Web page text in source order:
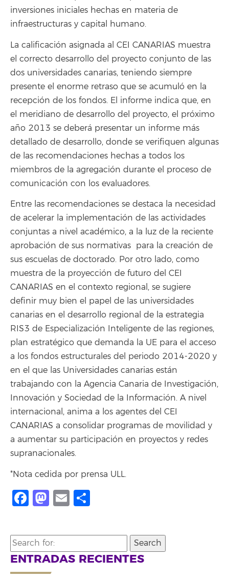
inversiones iniciales hechas en materia de
infraestructuras y capital humano.
La calificación asignada al CEI CANARIAS muestra
el correcto desarrollo del proyecto conjunto de las
dos universidades canarias, teniendo siempre
presente el enorme retraso que se acumuló en la
recepción de los fondos. El informe indica que, en
el meridiano de desarrollo del proyecto, el próximo
año 2013 se deberá presentar un informe más
detallado de desarrollo, donde se verifiquen algunas
de las recomendaciones hechas a todos los
miembros de la agregación durante el proceso de
comunicación con los evaluadores.
Entre las recomendaciones se destaca la necesidad
de acelerar la implementación de las actividades
conjuntas a nivel académico, a la luz de la reciente
aprobación de sus normativas para la creación de
sus escuelas de doctorado. Por otro lado, como
muestra de la proyección de futuro del CEI
CANARIAS en el contexto regional, se sugiere
definir muy bien el papel de las universidades
canarias en el desarrollo regional de la estrategia
RIS3 de Especialización Inteligente de las regiones,
plan estratégico que demanda la UE para el acceso
a los fondos estructurales del periodo 2014-2020 y
en el que las Universidades canarias están
trabajando con la Agencia Canaria de Investigación,
Innovación y Sociedad de la Información. A nivel
internacional, anima a los agentes del CEI
CANARIAS a consolidar programas de movilidad y
a aumentar su participación en proyectos y redes
supranacionales.
*Nota cedida por prensa ULL.
Facebook
Mastodon
Email
Search
for:
ENTRADAS RECIENTES